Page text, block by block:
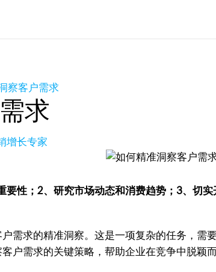
察客户需求
求
增长专家
要性；2、研究市场动态和消费趋势；3、切
需求的精准洞察。这是一项复杂的任务，
户需求的关键策略，帮助企业在竞争中脱颖而